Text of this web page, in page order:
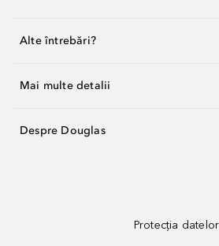
Alte întrebări?
Mai multe detalii
Despre Douglas
Protecția datelor